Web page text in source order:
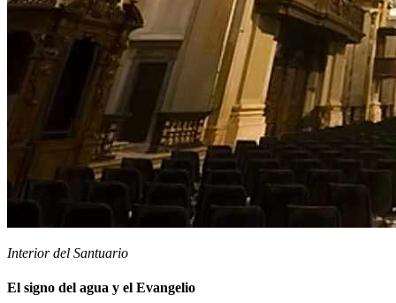
Interior del Santuario
El signo del agua y el Evangelio